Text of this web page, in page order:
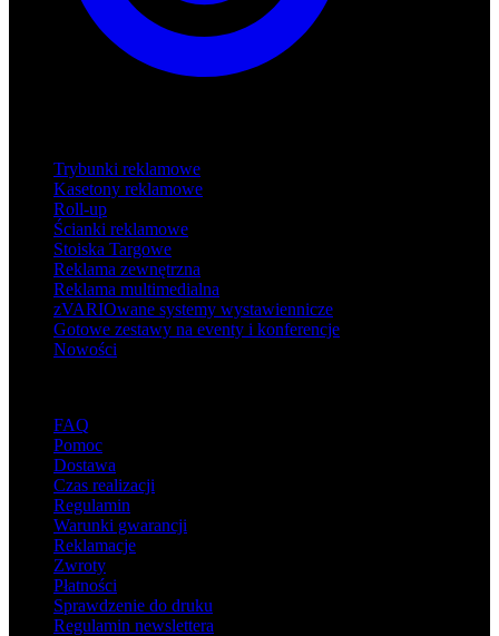
Trybunki reklamowe
Kasetony reklamowe
Roll-up
Ścianki reklamowe
Stoiska Targowe
Reklama zewnętrzna
Reklama multimedialna
zVARIOwane systemy wystawiennicze
Gotowe zestawy na eventy i konferencje
Nowości
FAQ
Pomoc
Dostawa
Czas realizacji
Regulamin
Warunki gwarancji
Reklamacje
Zwroty
Płatności
Sprawdzenie do druku
Regulamin newslettera